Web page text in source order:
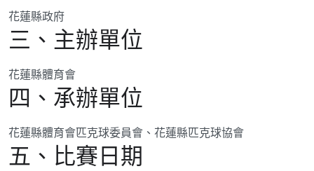
花蓮縣政府
三、主辦單位
花蓮縣體育會
四、承辦單位
花蓮縣體育會匹克球委員會、花蓮縣匹克球協會
五、比賽日期